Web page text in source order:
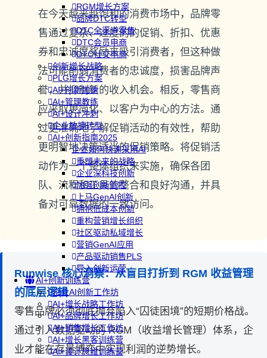
RGM增长方案
品牌DTC转型
DTC全渠道零售
DTC会员电商
DTC社交电商
创新增长战略
PLG增长方案
AI+创新加速
AI+管理教练
AI+设计冲刺
企业敏捷转型
AI+创新指南2025
企业如何快速采用AI
重塑未来的战略
企业深科技创新
加强创新管控
上马GenAI创新
拥抱低成本创新
重构营销增长组织
社区驱动私域增长
营销GenAI应用
产品驱动销售PLS
导入创新运营
AI+创新训练营
企业AI创新工作坊
AI+增长战略工作坊
AI+品牌增长工作坊
AI+销售增长工作坊
AI+增长黑客训练营
AI+设计思维训练营
在今天越来越饱和的消费市场中，品牌零
售通过复杂、过度的的促销、折扣、优惠
券和忠诚度奖励来吸引消费者，但这种做
法可能削弱消费者的忠诚度，损害品牌声
誉，并抑制新的收入机会。相反，零售商
应采取更简化、以客户为中心的方法。通
过更准确地了解促销活动的有效性，帮助
更明智地决策适当的促销策略。将促销活
动作为一个整体组织来实施，确保各团
队、流程和工具的整合和良好沟通，并具
备对可靠数据的一致访问。
Runwise 核心洞察：从盲目打折到 RGM 收益管理
的底层逻辑
零售品牌必须彻底抛弃陷入“囚徒困境”的短期价格战。
通过引入数据驱动的 RGM（收益增长管理）体系，企
业才能在存量博弈中实现利润的逆势增长。